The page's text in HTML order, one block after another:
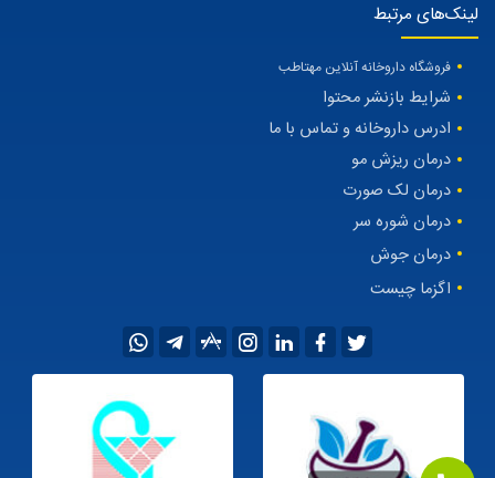
لینک‌های مرتبط
فروشگاه داروخانه آنلاین مهتاطب
شرایط بازنشر محتوا
ادرس داروخانه و تماس با ما
درمان ریزش مو
درمان لک صورت
درمان شوره سر
درمان جوش
اگزما چیست